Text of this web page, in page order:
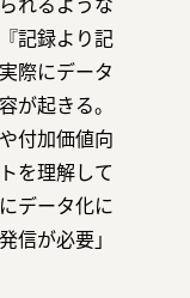
記録より記
際にデータ
が起きる。
付加価値向
を理解して
データ化に
信が必要」